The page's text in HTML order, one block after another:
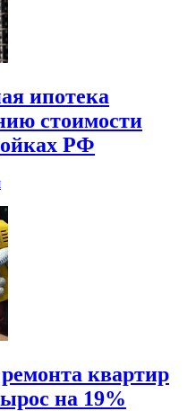
ипотека
стоимости
РФ
квартир
на 19%